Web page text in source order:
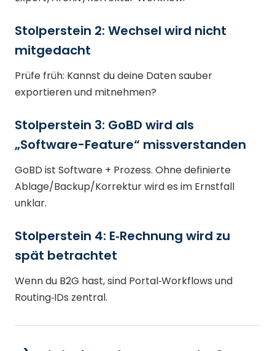
Stolperstein 2: Wechsel wird nicht
mitgedacht
Prüfe früh: Kannst du deine Daten sauber
exportieren und mitnehmen?
Stolperstein 3: GoBD wird als
„Software-Feature“ missverstanden
GoBD ist Software + Prozess. Ohne definierte
Ablage/Backup/Korrektur wird es im Ernstfall
unklar.
Stolperstein 4: E‑Rechnung wird zu
spät betrachtet
Wenn du B2G hast, sind Portal‑Workflows und
Routing‑IDs zentral.